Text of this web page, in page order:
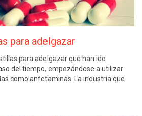
para adelgazar
para adelgazar que han ido
del tiempo, empezándose a utilizar
como anfetaminas. La industria que